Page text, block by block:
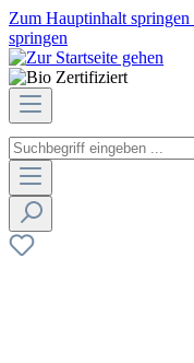
Zum Hauptinhalt springen
springen